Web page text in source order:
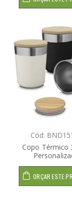
Cód:
Copo Térmico
ORÇAR ESTE